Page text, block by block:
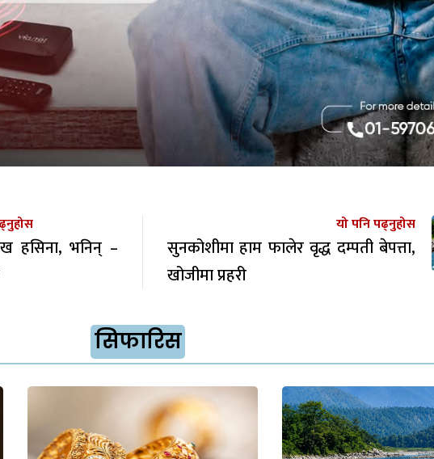
हसिना, भनिन् –
यो पनि पढ्नुहोस
सुनकोशीमा हाम फालेर वृद्ध दम्पती बेपत्ता,
खोजीमा प्रहरी
सिफारिस